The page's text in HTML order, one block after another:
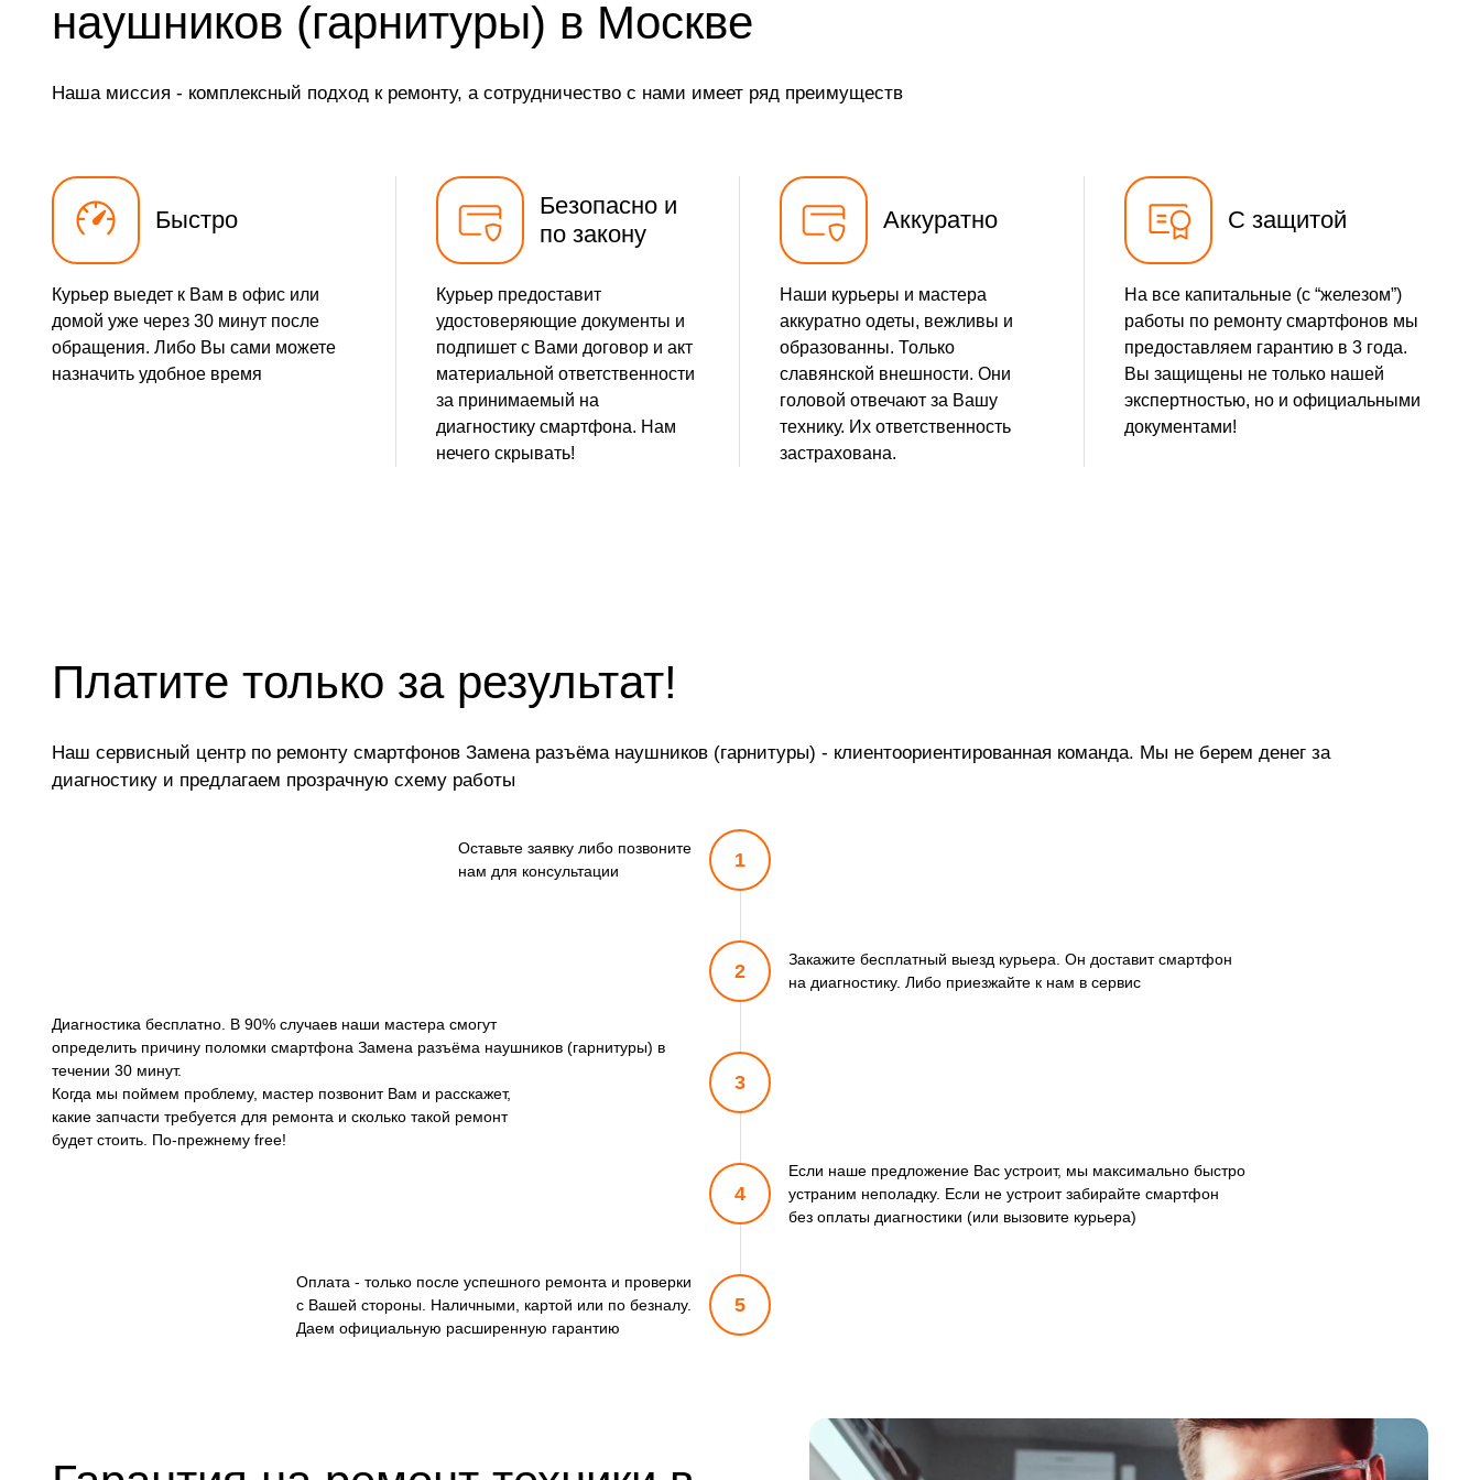
Замена элемента
Замена разъёма наушников (гарнитуры) от 5 мин
Замена сканера отпечатка от 15 мин 490 р
Сбор/Разбор от 10 мин 1490 р
Замена разъема SIM от 10 мин 290 р Заказать
Замена полифонического динамика от 5 мин 390 р Заказать
от 5 мин 490 р
наушников (гарнитуры) в Москве
Наша миссия - комплексный подход к ремонту, а сотрудничество с нами имеет ряд преимуществ
Быстро
Курьер выедет к Вам в офис или
домой уже через 30 минут после
обращения. Либо Вы сами можете
назначить удобное время
Безопасно и
по закону
Курьер предоставит
удостоверяющие документы и
подпишет с Вами договор и акт
материальной ответственности
за принимаемый на
диагностику смартфона. Нам
нечего скрывать!
Аккуратно
Наши курьеры и мастера
аккуратно одеты, вежливы и
образованны. Только
славянской внешности. Они
головой отвечают за Вашу
технику. Их ответственность
застрахована.
С защитой
На все капитальные (с “железом”)
работы по ремонту смартфонов мы
предоставляем гарантию в 3 года.
Вы защищены не только нашей
экспертностью, но и официальными
документами!
Платите только за результат!
Наш сервисный центр по ремонту смартфонов Замена разъёма наушников (гарнитуры) - клиентоориентированная команда. Мы не берем денег за
диагностику и предлагаем прозрачную схему работы
Оставьте заявку либо позвоните
нам для консультации
Диагностика бесплатно. В 90% случаев наши мастера смогут
определить причину поломки смартфона Замена разъёма наушников (гарнитуры) в
течении 30 минут.
Когда мы поймем проблему, мастер позвонит Вам и расскажет,
какие запчасти требуется для ремонта и сколько такой ремонт
будет стоить. По-прежнему free!
Оплата - только после успешного ремонта и проверки
с Вашей стороны. Наличными, картой или по безналу.
Даем официальную расширенную гарантию
1
2
3
4
5
Закажите бесплатный выезд курьера. Он доставит смартфон
на диагностику. Либо приезжайте к нам в сервис
Если наше предложение Вас устроит, мы максимально быстро
устраним неполадку. Если не устроит забирайте смартфон
без оплаты диагностики (или вызовите курьера)